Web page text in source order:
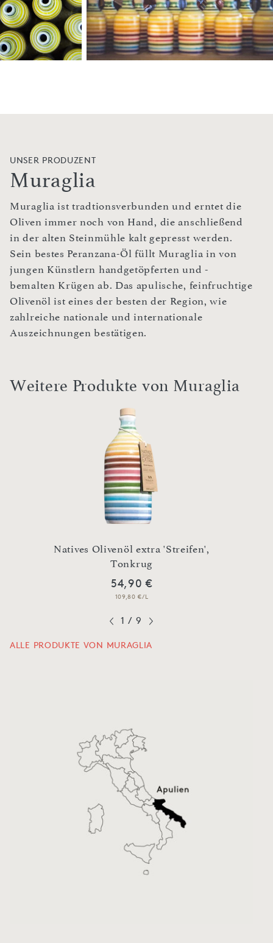
UNSER PRODUZENT
Muraglia
Muraglia ist tradtionsverbunden und erntet die
Oliven immer noch von Hand, die anschließend
in der alten Steinmühle kalt gepresst werden.
Sein bestes Peranzana-Öl füllt Muraglia in von
jungen Künstlern handgetöpferten und -
bemalten Krügen ab. Das apulische, feinfruchtige
Olivenöl ist eines der besten der Region, wie
zahlreiche nationale und internationale
Auszeichnungen bestätigen.
Weitere Produkte von Muraglia
Natives Olivenöl extra 'Streifen',
Tonkrug
54,90 €
109,80 €/L
1 / 9
ALLE PRODUKTE VON MURAGLIA